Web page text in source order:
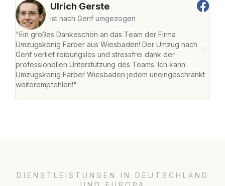
Ulrich Gerste
ist nach Genf umgezogen
"Ein großes Dankeschön an das Team der Firma
Umzugskönig Farber aus Wiesbaden! Der Umzug nach
Genf verlief reibungslos und stressfrei dank der
professionellen Unterstützung des Teams. Ich kann
Umzugskönig Farber Wiesbaden jedem uneingeschränkt
weiterempfehlen!"
DIENSTLEISTUNGEN IN DEUTSCHLAND